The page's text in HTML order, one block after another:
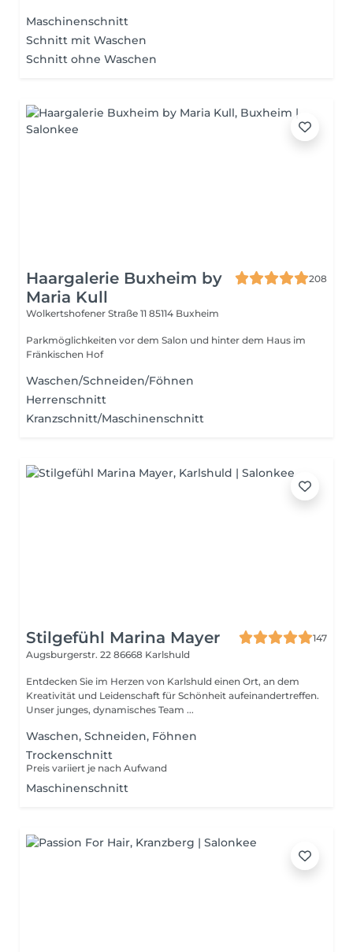
Maschinenschnitt
Schnitt mit Waschen
Schnitt ohne Waschen
Haargalerie Buxheim by
Maria Kull
208
Wolkertshofener Straße 11 85114 Buxheim
Parkmöglichkeiten vor dem Salon und hinter dem Haus im
Fränkischen Hof
Waschen/Schneiden/Föhnen
Herrenschnitt
Kranzschnitt/Maschinenschnitt
Stilgefühl Marina Mayer
147
Augsburgerstr. 22 86668 Karlshuld
Entdecken Sie im Herzen von Karlshuld einen Ort, an dem
Kreativität und Leidenschaft für Schönheit aufeinandertreffen.
Unser junges, dynamisches Team ...
Waschen, Schneiden, Föhnen
Trockenschnitt
Preis variiert je nach Aufwand
Maschinenschnitt